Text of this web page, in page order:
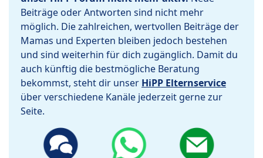
Beiträge oder Antworten sind nicht mehr
möglich. Die zahlreichen, wertvollen Beiträge der
Mamas und Experten bleiben jedoch bestehen
und sind weiterhin für dich zugänglich. Damit du
auch künftig die bestmögliche Beratung
bekommst, steht dir unser HiPP Elternservice
über verschiedene Kanäle jederzeit gerne zur
Seite.